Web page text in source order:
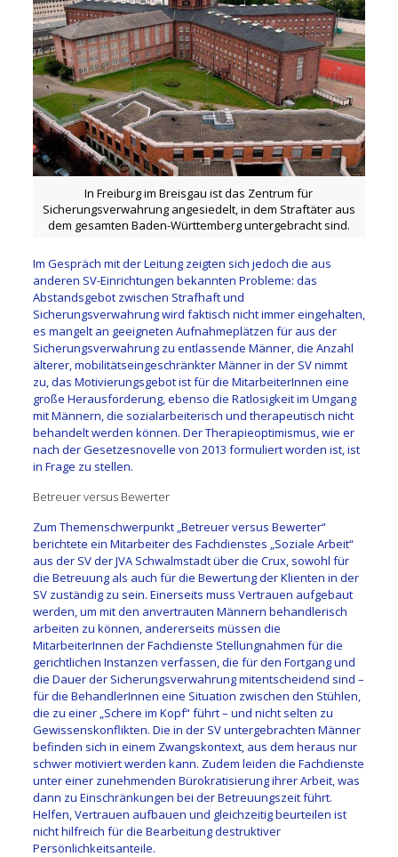
In Freiburg im Breisgau ist das Zentrum für
Sicherungsverwahrung angesiedelt, in dem Straftäter aus
dem gesamten Baden-Württemberg untergebracht sind.
Im Gespräch mit der Leitung zeigten sich jedoch die aus
anderen SV-Einrichtungen bekannten Probleme: das
Abstandsgebot zwischen Strafhaft und
Sicherungsverwahrung wird faktisch nicht immer eingehalten,
es mangelt an geeigneten Aufnahmeplätzen für aus der
Sicherungsverwahrung zu entlassende Männer, die Anzahl
älterer, mobilitätseingeschränkter Männer in der SV nimmt
zu, das Motivierungsgebot ist für die MitarbeiterInnen eine
große Herausforderung, ebenso die Ratlosigkeit im Umgang
mit Männern, die sozialarbeiterisch und therapeutisch nicht
behandelt werden können. Der Therapieoptimismus, wie er
nach der Gesetzesnovelle von 2013 formuliert worden ist, ist
in Frage zu stellen.
Betreuer versus Bewerter
Zum Themenschwerpunkt „Betreuer versus Bewerter“
berichtete ein Mitarbeiter des Fachdienstes „Soziale Arbeit“
aus der SV der JVA Schwalmstadt über die Crux, sowohl für
die Betreuung als auch für die Bewertung der Klienten in der
SV zuständig zu sein. Einerseits muss Vertrauen aufgebaut
werden, um mit den anvertrauten Männern behandlerisch
arbeiten zu können, andererseits müssen die
MitarbeiterInnen der Fachdienste Stellungnahmen für die
gerichtlichen Instanzen verfassen, die für den Fortgang und
die Dauer der Sicherungsverwahrung mitentscheidend sind –
für die BehandlerInnen eine Situation zwischen den Stühlen,
die zu einer „Schere im Kopf“ führt – und nicht selten zu
Gewissenskonflikten. Die in der SV untergebrachten Männer
befinden sich in einem Zwangskontext, aus dem heraus nur
schwer motiviert werden kann. Zudem leiden die Fachdienste
unter einer zunehmenden Bürokratisierung ihrer Arbeit, was
dann zu Einschränkungen bei der Betreuungszeit führt.
Helfen, Vertrauen aufbauen und gleichzeitig beurteilen ist
nicht hilfreich für die Bearbeitung destruktiver
Persönlichkeitsanteile.